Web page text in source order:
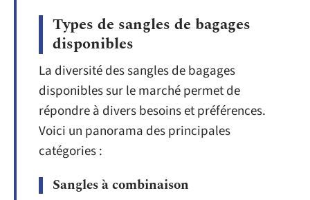
Types de sangles de bagages
disponibles
La diversité des sangles de bagages
disponibles sur le marché permet de
répondre à divers besoins et préférences.
Voici un panorama des principales
catégories :
Sangles à combinaison